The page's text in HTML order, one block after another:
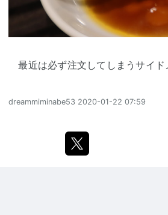
最近は必ず注文してしまうサイド
dreammiminabe53 2020-01-22 07:59